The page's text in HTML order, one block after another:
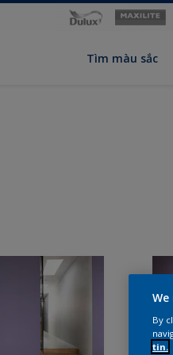
Tìm màu sắc
By
tin.